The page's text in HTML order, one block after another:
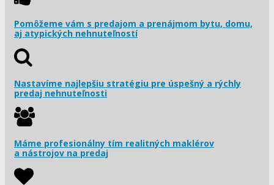
Pomôžeme vám s predajom a prenájmom bytu, domu,
aj atypických nehnuteľností
Nastavíme najlepšiu stratégiu pre úspešný a rýchly
predaj nehnuteľnosti
Máme profesionálny tím realitných maklérov
a nástrojov na predaj